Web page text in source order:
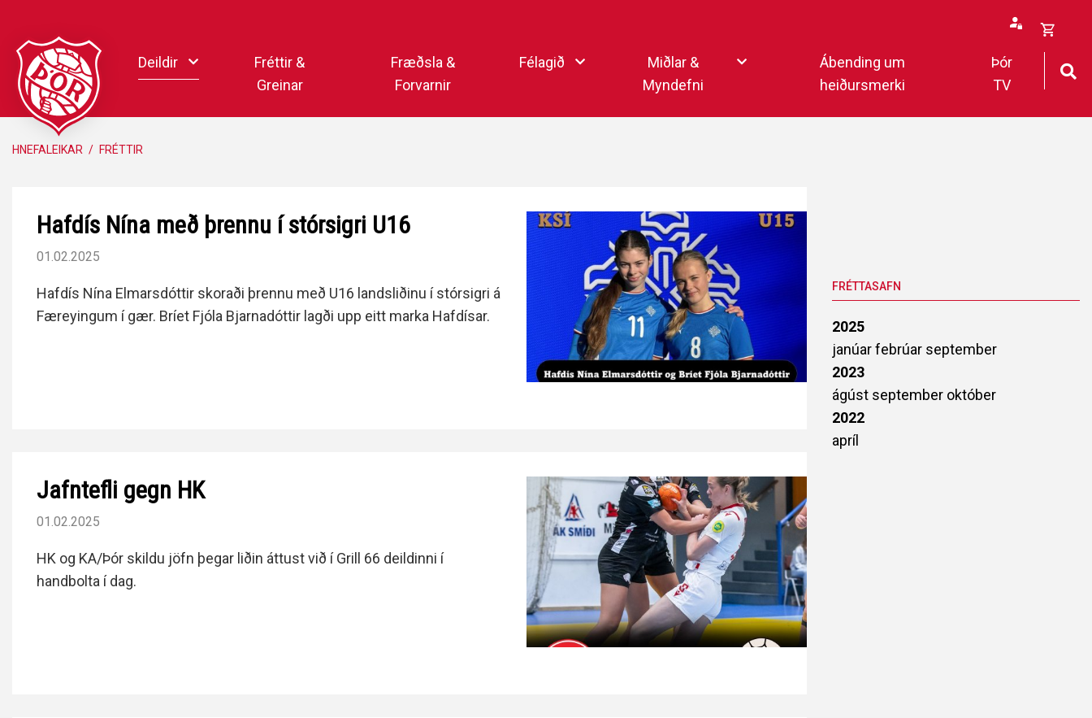
efni
Deildir
Handbolti
Pílukast
Taekwondo
Keila
Rafíþróttir
Fréttir &
Greinar
Fræðsla &
Forvarnir
Félagið
Þórssvæðið
Þórsmerkið (logo)
Sagan og heiðursmerki
Íþróttafólk Þórs
Fyrirmyndarfélag ÍSÍ
Handbók aðalstjórnar Þórs
Miðlar &
Myndefni
Myndaalbúm
Vertíðarlok Knattspyrnudeildar 2022
Ábending um
heiðursmerki
Þór
TV
Opna
körfu
HNEFALEIKAR / FRÉTTIR
Hafdís Nína með þrennu í stórsigri U16
01.02.2025
Hafdís Nína Elmarsdóttir skoraði þrennu með U16 landsliðinu í stórsigri á
Færeyingum í gær. Bríet Fjóla Bjarnadóttir lagði upp eitt marka Hafdísar.
Jafntefli gegn HK
01.02.2025
HK og KA/Þór skildu jöfn þegar liðin áttust við í Grill 66 deildinni í
handbolta í dag.
FRÉTTASAFN
2025
janúarfebrúar september
2023
ágúst september október
2022
apríl